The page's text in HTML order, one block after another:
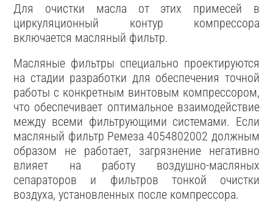
Для очистки масла от этих примесей в
циркуляционный контур компрессора
включается масляный фильтр.
Масляные фильтры специально проектируются
на стадии разработки для обеспечения точной
работы с конкретным винтовым компрессором,
что обеспечивает оптимальное взаимодействие
между всеми фильтрующими системами. Если
масляный фильтр Ремеза 4054802002 должным
образом не работает, загрязнение негативно
влияет на работу воздушно-масляных
сепараторов и фильтров тонкой очистки
воздуха, установленных после компрессора.